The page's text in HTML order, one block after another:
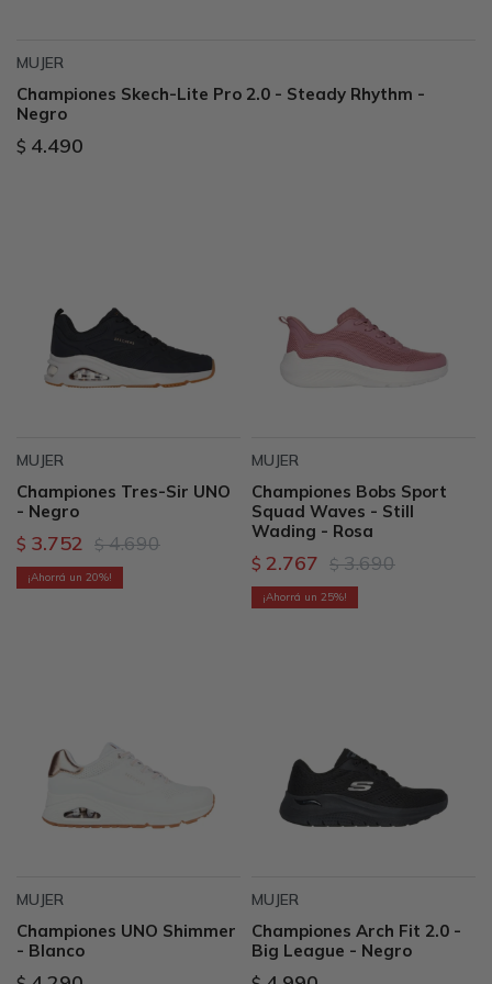
MUJER
Championes Skech-Lite Pro 2.0 - Steady Rhythm -
Negro
$ 4.490
MUJER
Championes Tres-Sir UNO
- Negro
$ 3.752 $ 4.690
20
MUJER
Championes Bobs Sport
Squad Waves - Still
Wading - Rosa
$ 2.767 $ 3.690
25
MUJER
Championes UNO Shimmer
- Blanco
MUJER
Championes Arch Fit 2.0 -
Big League - Negro